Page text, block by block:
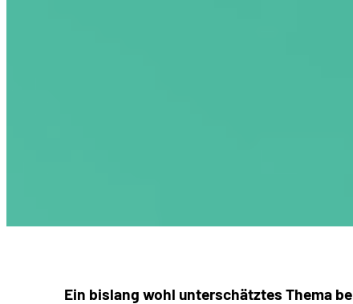
Ein bislang wohl unterschätztes Thema